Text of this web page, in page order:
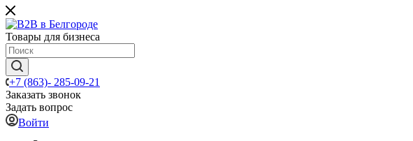
Товары для бизнеса
+7 (863)- 285-09-21
Заказать звонок
Задать вопрос
Войти